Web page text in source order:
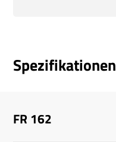
Spezifikationen
FR 162